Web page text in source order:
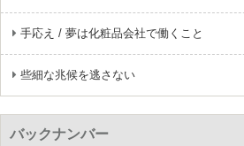
手応え / 夢は化粧品会社で働くこと
些細な兆候を逃さない
バックナンバー